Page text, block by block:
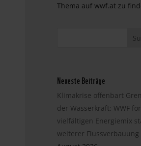
Thema auf wwf.at zu
Neueste Beiträge
Klimakrise offenbart
der Wasserkraft: WWF
vielfältigen Energiemix
weiterer Flussverbauung